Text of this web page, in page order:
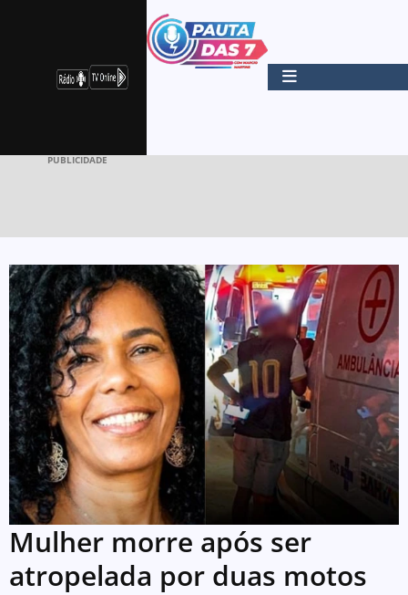
PUBLICIDADE
Mulher morre após ser
atropelada por duas motos